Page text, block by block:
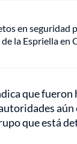
en seguridad
la Espriella en
que fueron
aún
que está